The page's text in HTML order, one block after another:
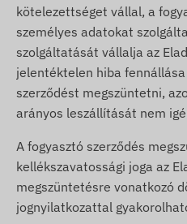
kötelezettséget vállal, a
személyes adatokat
szolgáltatását vállalja az
jelentéktelen hiba
szerződést megszüntetni,
arányos leszállítását nem
A fogyasztó szerződés
kellékszavatossági joga az
megszüntetésre vonatkozó
jognyilatkozattal